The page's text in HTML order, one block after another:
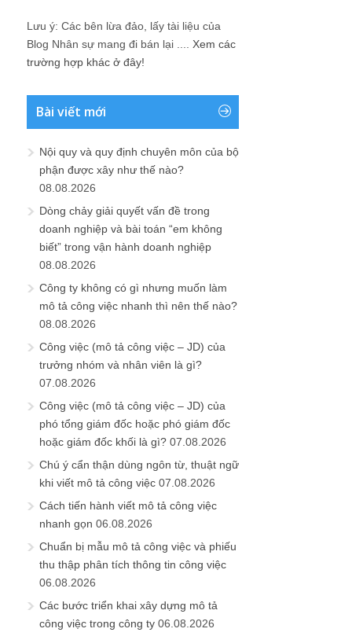
Lưu ý: Các bên lừa đảo, lấy tài liệu của
Blog Nhân sự mang đi bán lại .... Xem các
trường hợp khác ở đây!
Bài viết mới
Nội quy và quy định chuyên môn của bộ
phận được xây như thế nào?
08.08.2026
Dòng chảy giải quyết vấn đề trong
doanh nghiệp và bài toán “em không
biết” trong vận hành doanh nghiệp
08.08.2026
Công ty không có gì nhưng muốn làm
mô tả công việc nhanh thì nên thế nào?
08.08.2026
Công việc (mô tả công việc – JD) của
trưởng nhóm và nhân viên là gì?
07.08.2026
Công việc (mô tả công việc – JD) của
phó tổng giám đốc hoặc phó giám đốc
hoặc giám đốc khối là gì? 07.08.2026
Chú ý cẩn thận dùng ngôn từ, thuật ngữ
khi viết mô tả công việc 07.08.2026
Cách tiến hành viết mô tả công việc
nhanh gọn 06.08.2026
Chuẩn bị mẫu mô tả công việc và phiếu
thu thập phân tích thông tin công việc
06.08.2026
Các bước triển khai xây dựng mô tả
công việc trong công ty 06.08.2026